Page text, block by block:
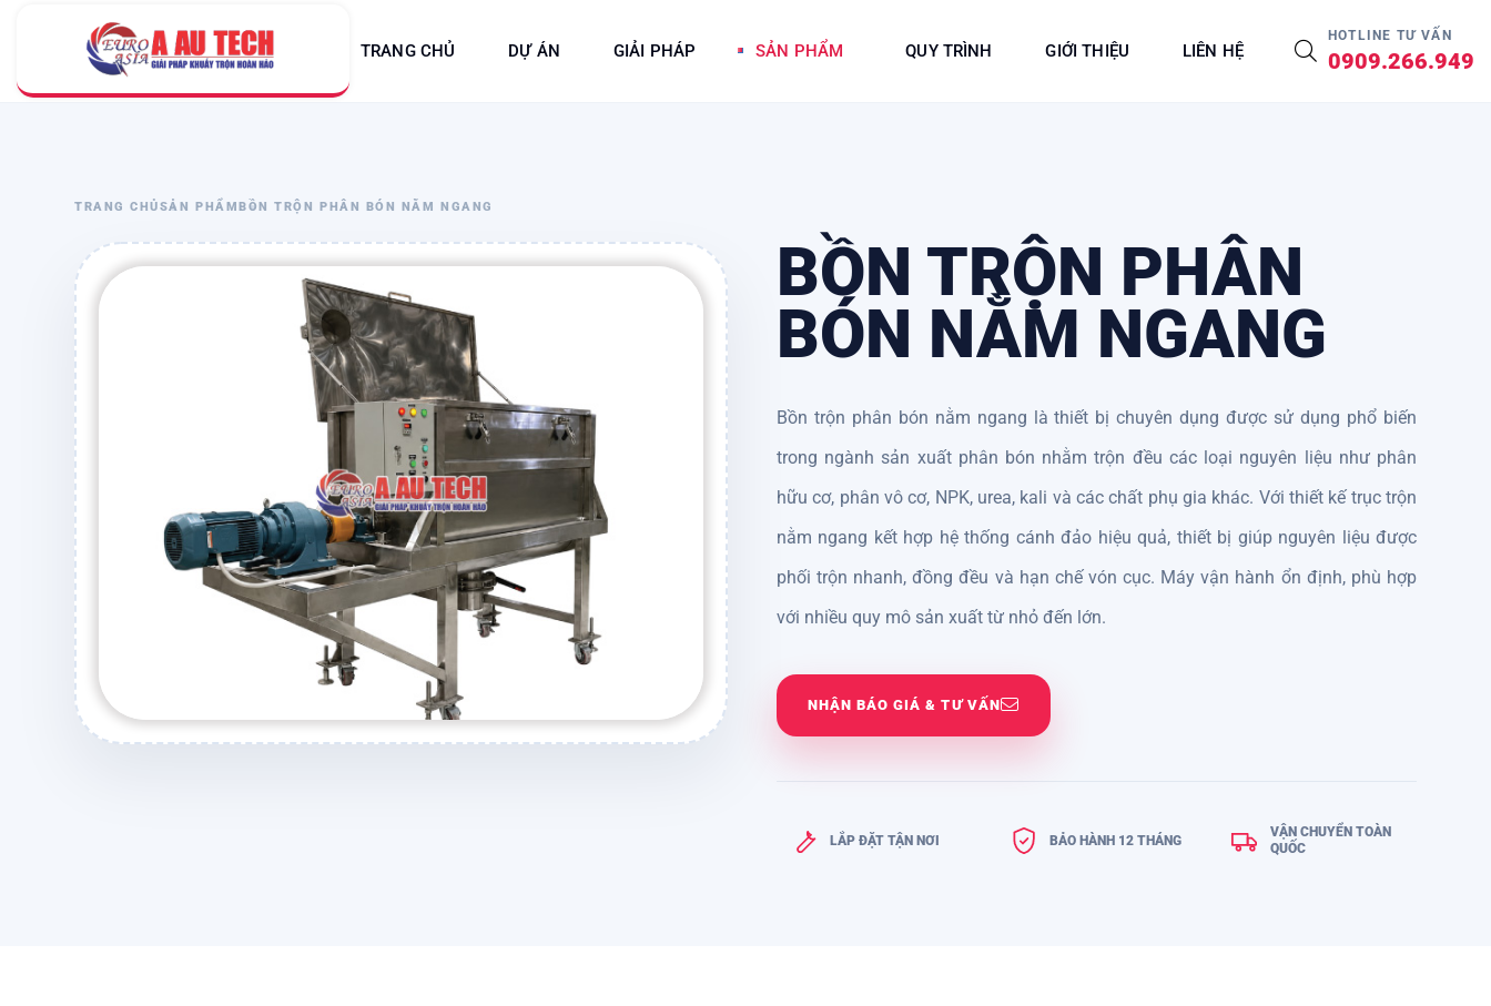
TRANG CHỦ DỰ ÁN GIẢI PHÁP SẢN PHẨM QUY TRÌNH GIỚI THIỆU LIÊN HỆ
HOTLINE TƯ VẤN
0909.266.949
TRANG CHỦSẢN PHẨMBỒN TRỘN PHÂN BÓN NẰM NGANG
BỒN TRỘN PHÂN
BÓN NẰM NGANG
Bồn trộn phân bón nằm ngang là thiết bị chuyên dụng được sử dụng phổ biến
trong ngành sản xuất phân bón nhằm trộn đều các loại nguyên liệu như phân
hữu cơ, phân vô cơ, NPK, urea, kali và các chất phụ gia khác. Với thiết kế trục trộn
nằm ngang kết hợp hệ thống cánh đảo hiệu quả, thiết bị giúp nguyên liệu được
phối trộn nhanh, đồng đều và hạn chế vón cục. Máy vận hành ổn định, phù hợp
với nhiều quy mô sản xuất từ nhỏ đến lớn.
NHẬN BÁO GIÁ & TƯ VẤN
LẮP ĐẶT TẬN NƠI BẢO HÀNH 12 THÁNG
VẬN CHUYỂN TOÀN
QUỐC